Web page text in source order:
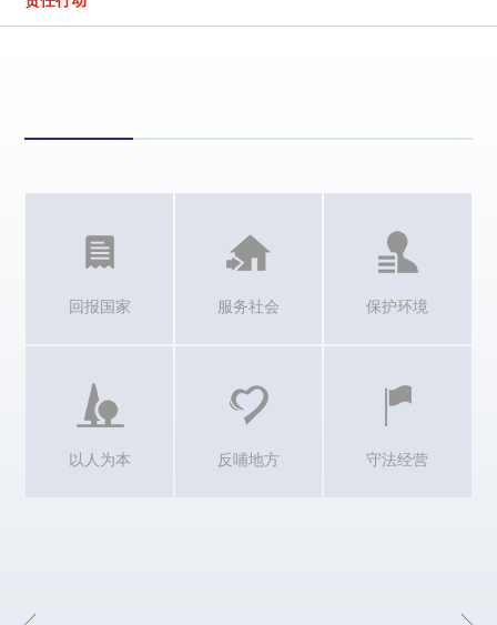
回报国家 服务社会 保护环境
以人为本 反哺地方 守法经营